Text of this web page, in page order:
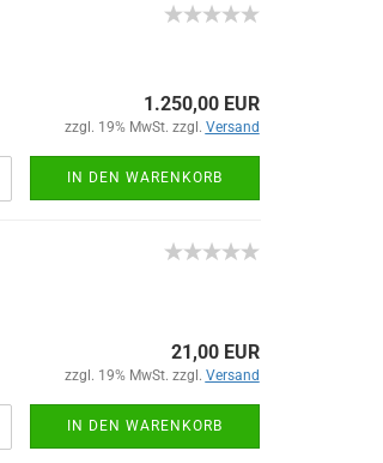
1.250,00 EUR
zzgl. 19% MwSt. zzgl. Versand
IN DEN WARENKORB
21,00 EUR
zzgl. 19% MwSt. zzgl. Versand
IN DEN WARENKORB